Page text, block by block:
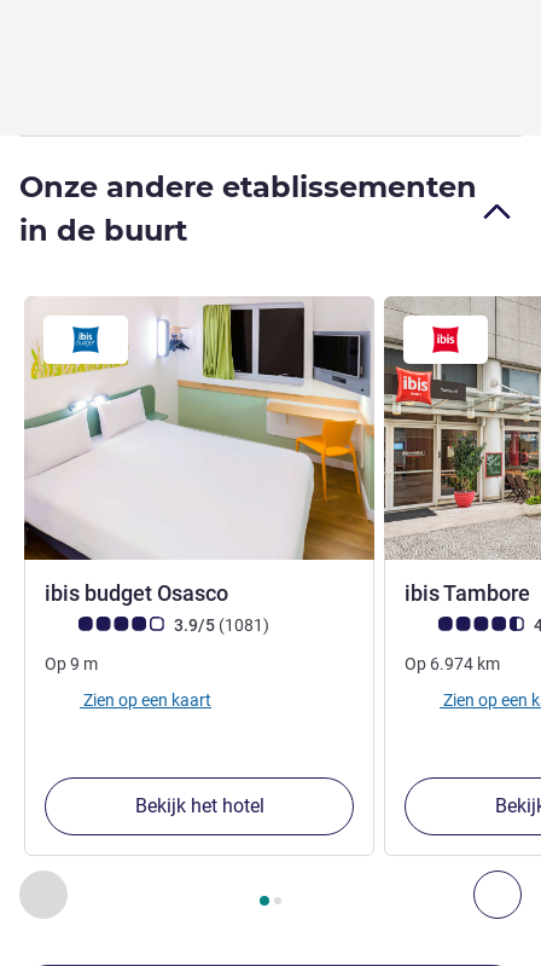
Onze andere etablissementen
in de buurt
Vorige - Onze andere etablissementen in de buurt
Pagina , Onze andere etablissementen in de buurt 1
ibis budget Osasco
Avis-klantbeoordeling (ALL beoordeling)
3.9/5 (1081beoordelingen
)
Op9 m
Zien op een kaart
Bekijk het hotel
ibis Tambore
Avis-
Op 6.974 km
Zien op een